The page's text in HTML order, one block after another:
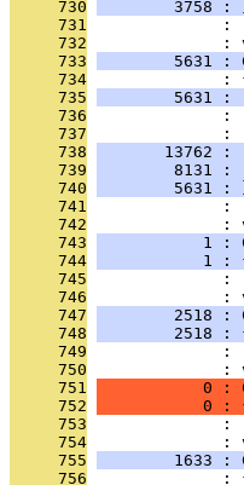
     730
3758 :
     731
              :
     732
:
     733
5631 :
     734
:
     735
5631 :
     736
:
     737
              :
     738
13762 :
     739
8131 :
     740
5631 :
     741
              :
     742
:
     743
1 :
     744
1 :
     745
              :
     746
:
     747
2518 :
     748
2518 :
     749
              :
     750
:
     751
0 :
     752
0 :
     753
              :
     754
:
     755
1633 :
     756
: